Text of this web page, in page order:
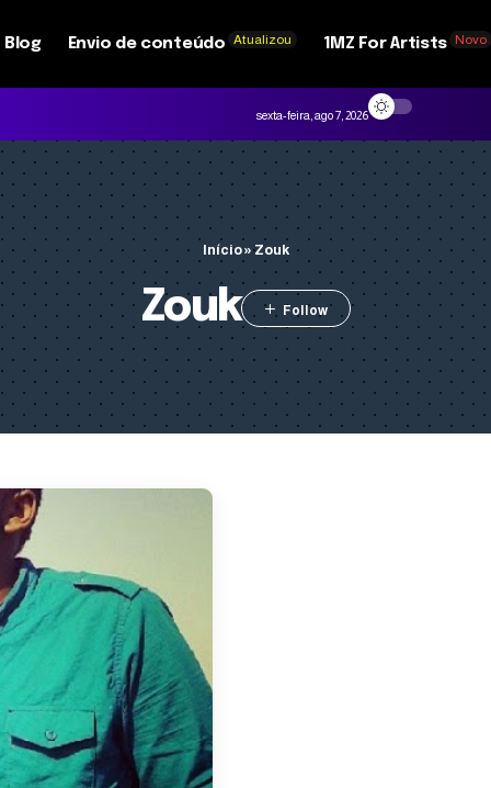
Blog Envio de conteúdo Atualizou 1MZ For Artists Novo
sexta-feira, ago 7, 2026
Início»Zouk
Zouk